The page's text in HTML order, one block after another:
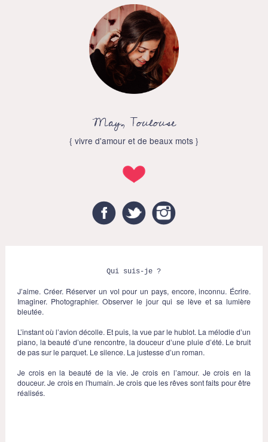
May, Toulouse
{ vivre d'amour et de beaux mots }
FacebookTwitter
Qui suis-je ?
J’aime. Créer. Réserver un vol pour un pays, encore, inconnu. Écrire.
Imaginer. Photographier. Observer le jour qui se lève et sa lumière
bleutée.
L’instant où l’avion décolle. Et puis, la vue par le hublot. La mélodie d’un
piano, la beauté d’une rencontre, la douceur d’une pluie d’été. Le bruit
de pas sur le parquet. Le silence. La justesse d’un roman.
Je crois en la beauté de la vie. Je crois en l’amour. Je crois en la
douceur. Je crois en l'humain. Je crois que les rêves sont faits pour être
réalisés.